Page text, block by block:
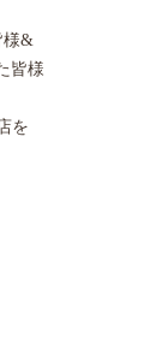
様&
皆様
を